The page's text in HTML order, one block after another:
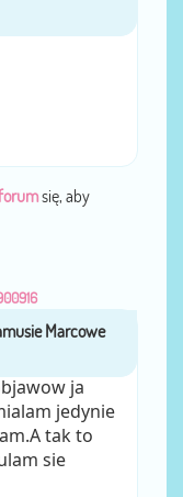
się, aby
ja
jedynie
tak to
sie